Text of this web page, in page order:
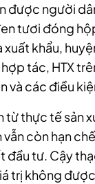
được người
tươi đóng
khẩu,
tác, HTX
và các điều
từ thực tế sản
vẫn còn hạn
đầu tư. Cậy
trị không